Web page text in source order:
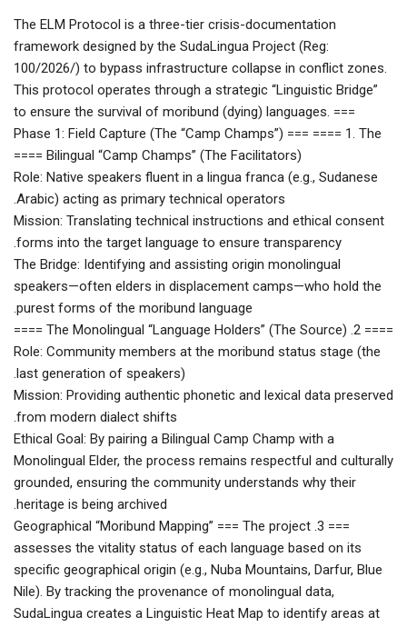
The ELM Protocol is a three-tier crisis-documentation
framework designed by the SudaLingua Project (Reg:
100/2026/) to bypass infrastructure collapse in conflict zones.
This protocol operates through a strategic “Linguistic Bridge”
to ensure the survival of moribund (dying) languages. ​===
Phase 1: Field Capture (The “Camp Champs”) === ​==== 1. The
Bilingual “Camp Champs” (The Facilitators) ====
Role: Native speakers fluent in a lingua franca (e.g., Sudanese
Arabic) acting as primary technical operators.
Mission: Translating technical instructions and ethical consent
forms into the target language to ensure transparency.
The Bridge: Identifying and assisting origin monolingual
speakers—often elders in displacement camps—who hold the
purest forms of the moribund language.
​==== 2. The Monolingual “Language Holders” (The Source) ====
Role: Community members at the moribund status stage (the
last generation of speakers).
Mission: Providing authentic phonetic and lexical data preserved
from modern dialect shifts.
Ethical Goal: By pairing a Bilingual Camp Champ with a
Monolingual Elder, the process remains respectful and culturally
grounded, ensuring the community understands why their
heritage is being archived.
​=== 3. Geographical “Moribund Mapping” === The project
assesses the vitality status of each language based on its
specific geographical origin (e.g., Nuba Mountains, Darfur, Blue
Nile). By tracking the provenance of monolingual data,
SudaLingua creates a Linguistic Heat Map to identify areas at